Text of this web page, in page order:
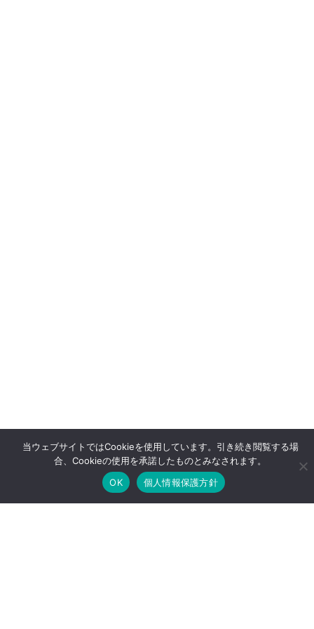
当ウェブサイトではCookieを使用しています。引き続き閲覧する場
合、Cookieの使用を承諾したものとみなされます。
OK
個人情報保護方針